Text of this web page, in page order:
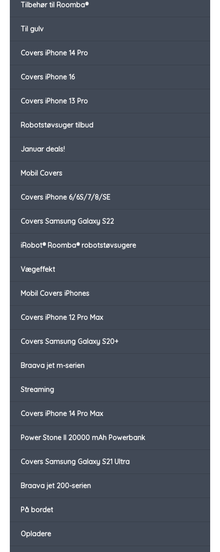
Tilbehør til Roomba®
Til gulv
Covers iPhone 14 Pro
Covers iPhone 16
Covers iPhone 13 Pro
Robotstøvsuger tilbud
Januar deals!
Mobil Covers
Covers iPhone 6/6S/7/8/SE
Covers Samsung Galaxy S22
iRobot® Roomba® robotstøvsugere
Vægeffekt
Mobil Covers iPhones
Covers iPhone 12 Pro Max
Covers Samsung Galaxy S20+
Braava jet m-serien
Streaming
Covers iPhone 14 Pro Max
Power Stone II 20000 mAh Powerbank
Covers Samsung Galaxy S21 Ultra
Braava jet 200-serien
På bordet
Opladere